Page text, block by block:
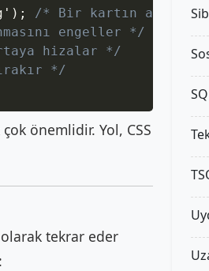
) ;
/* Bir kartın arka
engeller */
hizalar */
*/
önemlidir. Yol, CSS
tekrar eder